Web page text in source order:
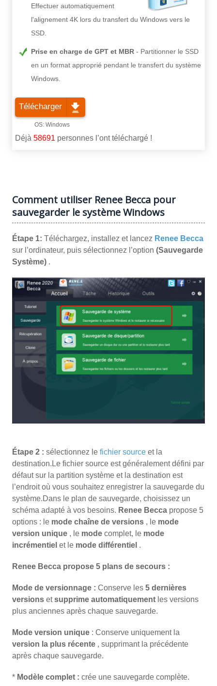
Effectuer automatiquement
l'alignement 4K lors du transfert du Windows vers le
SSD.
Prise en charge de GPT et MBR
Partitionner le SSD
en un format approprié pendant le transfert du système
Windows.
Télécharger
Déjà 58691 personnes l’ont téléchargé !
Comment utiliser Renee Becca pour
sauvegarder le système Windows
Étape 1: Téléchargez, installez et lancez Renee Becca
sur l’ordinateur, puis sélectionnez l’option (Sauvegarde
Système) .
Étape 2 : sélectionnez le fichier source et la
destination.Le fichier source est généralement défini par
défaut sur la partition système et la destination est
l’endroit où vous souhaitez enregistrer la sauvegarde du
système.Dans le plan de sauvegarde, choisissez un
schéma adapté à vos besoins. Renee Becca propose 5
options : le mode chaîne de versions , le mode
version unique , le mode complet, le mode
incrémentiel et le mode différentiel .
Renee Becca propose 5 plans de secours :
Mode de versionnage : Conserve les 5 dernières
versions etsupprime automatiquement les versions
plus anciennes après chaque sauvegarde.
Mode version unique : Conserve uniquement la
version la plus récente , supprimant la précédente
après chaque sauvegarde.
* Modèle complet : crée une sauvegarde complète.